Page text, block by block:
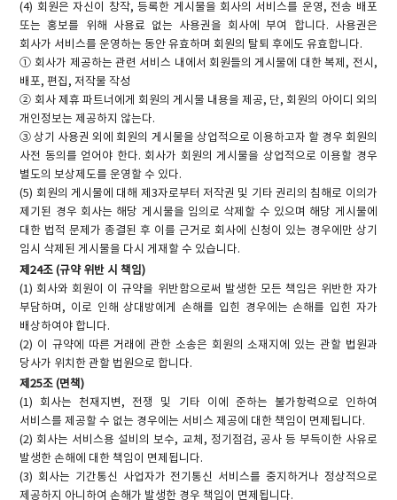
(4) 회원은 자신이 창작, 등록한 게시물을 회사의 서비스를 운영, 전송 배포
또는 홍보를 위해 사용료 없는 사용권을 회사에 부여 합니다. 사용권은
회사가 서비스를 운영하는 동안 유효하며 회원의 탈퇴 후에도 유효합니다.
① 회사가 제공하는 관련 서비스 내에서 회원들의 게시물에 대한 복제, 전시,
배포, 편집, 저작물 작성
② 회사 제휴 파트너에게 회원의 게시물 내용을 제공, 단, 회원의 아이디 외의
개인정보는 제공하지 않는다.
③ 상기 사용권 외에 회원의 게시물을 상업적으로 이용하고자 할 경우 회원의
사전 동의를 얻어야 한다. 회사가 회원의 게시물을 상업적으로 이용할 경우
별도의 보상제도를 운영할 수 있다.
(5) 회원의 게시물에 대해 제3자로부터 저작권 및 기타 권리의 침해로 이의가
제기된 경우 회사는 해당 게시물을 임의로 삭제할 수 있으며 해당 게시물에
대한 법적 문제가 종결된 후 이를 근거로 회사에 신청이 있는 경우에만 상기
임시 삭제된 게시물을 다시 게재할 수 있습니다.
제24조 (규약 위반 시 책임)
(1) 회사와 회원이 이 규약을 위반함으로써 발생한 모든 책임은 위반한 자가
부담하며, 이로 인해 상대방에게 손해를 입힌 경우에는 손해를 입힌 자가
배상하여야 합니다.
(2) 이 규약에 따른 거래에 관한 소송은 회원의 소재지에 있는 관할 법원과
당사가 위치한 관할 법원으로 합니다.
제25조 (면책)
(1) 회사는 천재지변, 전쟁 및 기타 이에 준하는 불가항력으로 인하여
서비스를 제공할 수 없는 경우에는 서비스 제공에 대한 책임이 면제됩니다.
(2) 회사는 서비스용 설비의 보수, 교체, 정기점검, 공사 등 부득이한 사유로
발생한 손해에 대한 책임이 면제됩니다.
(3) 회사는 기간통신 사업자가 전기통신 서비스를 중지하거나 정상적으로
제공하지 아니하여 손해가 발생한 경우 책임이 면제됩니다.